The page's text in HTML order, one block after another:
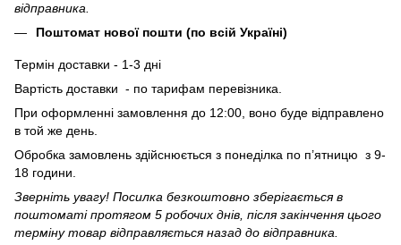
відправника.
Поштомат нової пошти (по всій Україні)
Термін доставки - 1-3 дні
Вартість доставки - по тарифам перевізника.
При оформленні замовлення до 12:00, воно буде відправлено
в той же день.
Обробка замовлень здійснюється з понеділка по п’ятницю з 9-
18 години.
Зверніть увагу! Посилка безкоштовно зберігається в
поштоматі протягом 5 робочих днів, після закінчення цього
терміну товар відправляється назад до відправника.